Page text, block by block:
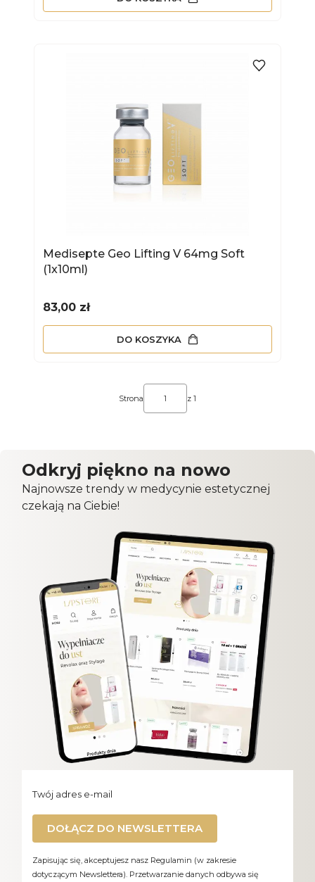
Medisepte Geo Lifting V 64mg Soft
(1x10ml)
Cena
83,00 zł
DO KOSZYKA
Strona z 1
Odkryj piękno na nowo
Najnowsze trendy w medycynie estetycznej
czekają na Ciebie!
Twój adres e-mail
DOŁĄCZ DO NEWSLETTERA
Zapisując się, akceptujesz nasz Regulamin (w zakresie
dotyczącym Newslettera). Przetwarzanie danych odbywa się